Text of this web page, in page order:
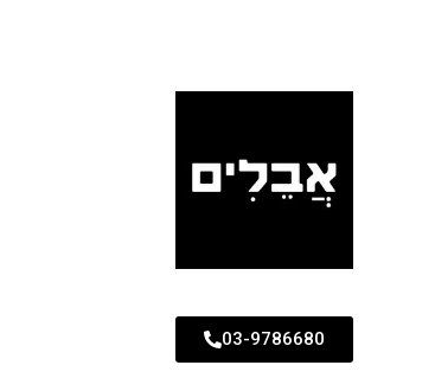
03-9786680